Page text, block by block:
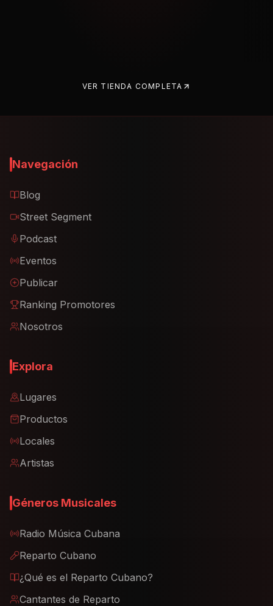
VER TIENDA COMPLETA
Navegación
Blog
Street Segment
Podcast
Eventos
Publicar
Ranking Promotores
Nosotros
Explora
Lugares
Productos
Locales
Artistas
Géneros Musicales
Radio Música Cubana
Reparto Cubano
¿Qué es el Reparto Cubano?
Cantantes de Reparto